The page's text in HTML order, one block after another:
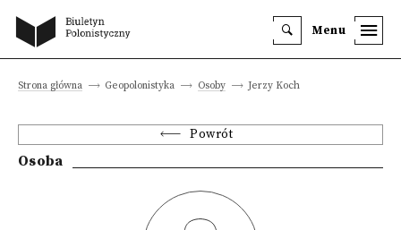
Menu
Strona główna Geopolonistyka Osoby Jerzy Koch
Powrót
Osoba